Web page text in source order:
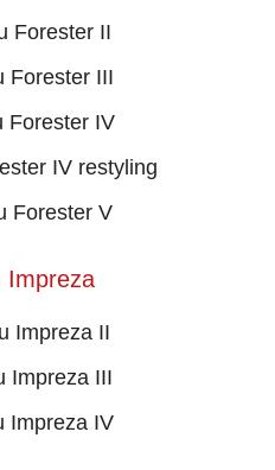
Forester II
Forester III
Forester IV
IV restyling
Forester V
Impreza
Impreza II
Impreza III
Impreza IV